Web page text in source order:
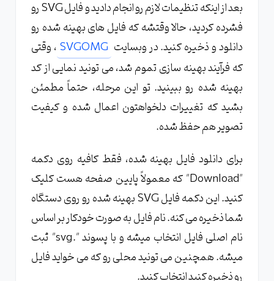
بعد از اینکه تنظیمات لازم رو انجام دادید و فایل SVG رو
فشرده کردید، حالا وقتشه که فایل های بهینه شده رو
دانلود و ذخیره کنید. در وبسایت SVGOMG ، وقتی
که فرآیند بهینه سازی تموم شد، می تونید نمایی از کد
بهینه شده رو ببینید. تو این مرحله، حتماً مطمئن
بشید که تغییرات دلخواهتون اعمال شده و کیفیت
تصویر هم حفظ شده.
برای دانلود فایل بهینه شده، فقط کافیه روی دکمه
"Download" که معمولاً پایین صفحه هست کلیک
کنید. این دکمه فایل SVG بهینه شده رو روی دستگاه
شما ذخیره می کنه. نام فایل به صورت خودکار بر اساس
نام اصلی فایل انتخاب میشه و با پسوند ".svg" ثبت
میشه. همچنین می تونید محلی رو که می خواید فایل
رو ذخیره کنید انتخاب کنید.